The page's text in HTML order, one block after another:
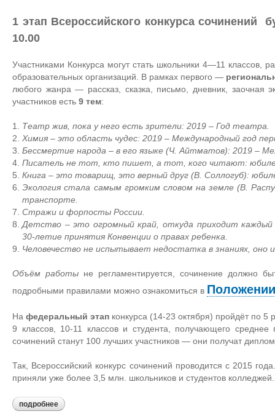
1 этап Всероссийского конкурса
10.00
Участниками Конкурса могут стать школьники 4—11 классов,
образовательных организаций. В рамках первого —
любого жанра — рассказ, сказка, письмо, дневник, заочная
участников есть 9 тем:
Театр жив, пока у него есть зрители: 2019 – Год театра.
Химия – это область чудес: 2019 – Международный год
Бессмертие народа – в его языке (Ч. Айтматов): 2019 –
Писатель не тот, кто пишет, а тот, кого читают:
Книга – это товарищ, это верный друг (В. Соллогуб):
Экология стала самым громким словом на земле (В.
транспорте.
Стражи и форпосты России.
Детство – это огромный край, откуда приходит
30-летие принятия Конвенции о правах ребенка.
Человечество не испытывает недостатка в знаниях,
Объём работы не регламентируется, сочинение должно
подробными правилами можно ознакомиться в Положении
Нафедеральный этап конкурса (14-23 октября) пройдёт по 5
9 классов, 10-11 классов и студента, получающего
сочинений станут 100 лучших участников — они получат
Так, Всероссийский конкурс сочинений проводится с 2015
приняли уже более 3,5 млн. школьников и студентов колледжей.
подробнее